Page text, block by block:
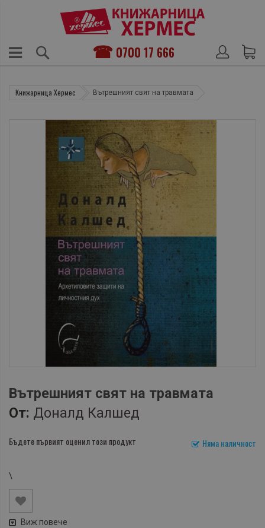
0700 17 666
Книжарница Хермес Вътрешният свят на травмата
Вътрешният свят на травмата
От: Доналд Калшед
Няма наличност
Бъдете първият оценил този продукт
\
Виж повече